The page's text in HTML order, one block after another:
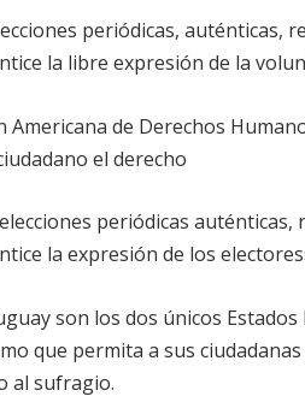
periódicas, auténticas,
la libre expresión de la
Americana de Derechos
el derecho
periódicas
la expresión de los
son los dos únicos
que permita a sus
al sufragio.